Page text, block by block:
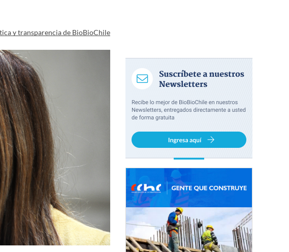
y transparencia de BioBioChile